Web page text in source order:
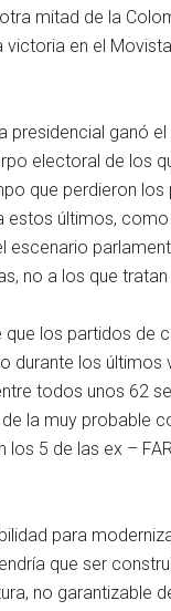
mitad de la
en el
presidencial ganó
electoral de los
que perdieron
últimos,
escenario
no a los que
que los partidos de
durante los últimos
todos unos 62
la muy probable
5 de las ex –
para
que ser
no garantizable